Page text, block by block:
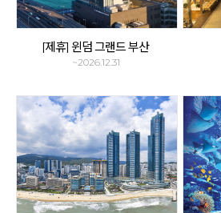
[제휴] 윈덤 그랜드 부산
~2026.12.31